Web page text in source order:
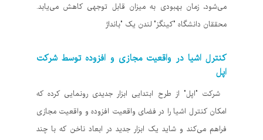
می‌شود، زمان بهبودی به میزان قابل توجهی کاهش می‌یابد.
محققان دانشگاه "کینگز" لندن یک "بانداژ
کنترل اشیا در واقعیت مجازی و افزوده توسط شرکت
اپل
شرکت "اپل" از طرح ابتدایی ابزار جدیدی رونمایی کرده که
امکان کنترل اشیا را در فضای واقعیت افزوده و واقعیت مجازی
فراهم می‌کند و شاید یک ابزار جدید در ابعاد ناخن که با چند